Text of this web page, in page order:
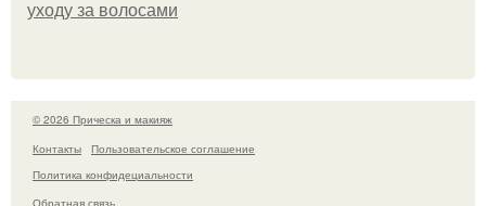
уходу за волосами
© 2026 Прическа и макияж
Контакты
Пользовательское соглашение
Политика конфидециальности